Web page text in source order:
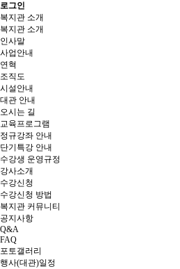
로그인
복지관 소개
복지관 소개
인사말
사업안내
연혁
조직도
시설안내
대관 안내
오시는 길
교육프로그램
정규강좌 안내
단기특강 안내
수강생 운영규정
강사소개
수강신청
수강신청 방법
복지관 커뮤니티
공지사항
Q&A
FAQ
포토갤러리
행사(대관)일정